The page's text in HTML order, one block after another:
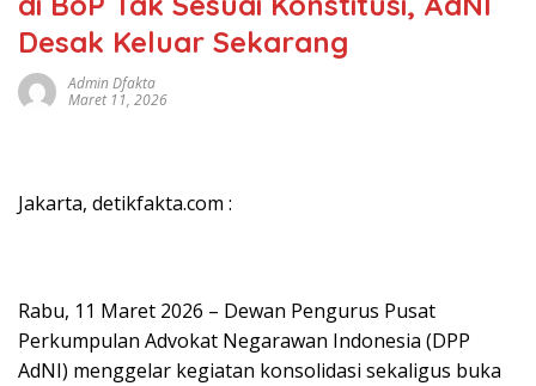
Desak Keluar Sekarang
Admin Dfakta
Maret 11, 2026
Jakarta, detikfakta.com :
Rabu, 11 Maret 2026 – Dewan Pengurus Pusat
Perkumpulan Advokat Negarawan Indonesia (DPP
AdNI) menggelar kegiatan konsolidasi sekaligus buka